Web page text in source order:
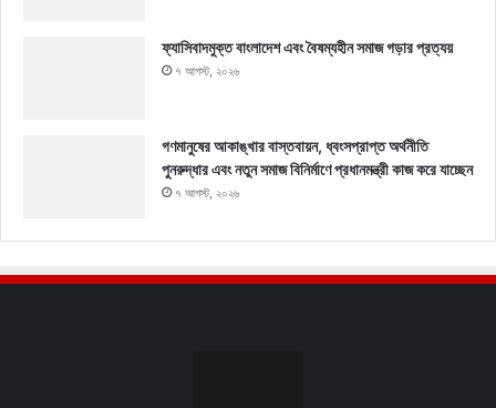
ফ্যাসিবাদমুক্ত বাংলাদেশ এবং বৈষম্যহীন সমাজ গড়ার প্রত্যয়
৭ আগস্ট, ২০২৬
গণমানুষের আকাঙ্খার বাস্তবায়ন, ধ্বংসপ্রাপ্ত অর্থনীতি
পুনরুদ্ধার এবং নতুন সমাজ বিনির্মাণে প্রধানমন্ত্রী কাজ করে যাচ্ছেন
৭ আগস্ট, ২০২৬